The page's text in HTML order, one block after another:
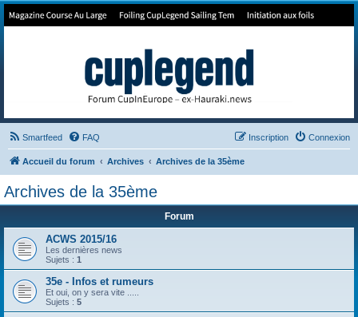
Forum de Cup In Europe
Smartfeed FAQ Connexion
Inscription
Accueil du forum Archives Archives de la 35ème
Archives de la 35ème
Forum
ACWS 2015/16
Les dernières news
Sujets : 1
35e - Infos et rumeurs
Et oui, on y sera vite .....
Sujets : 5